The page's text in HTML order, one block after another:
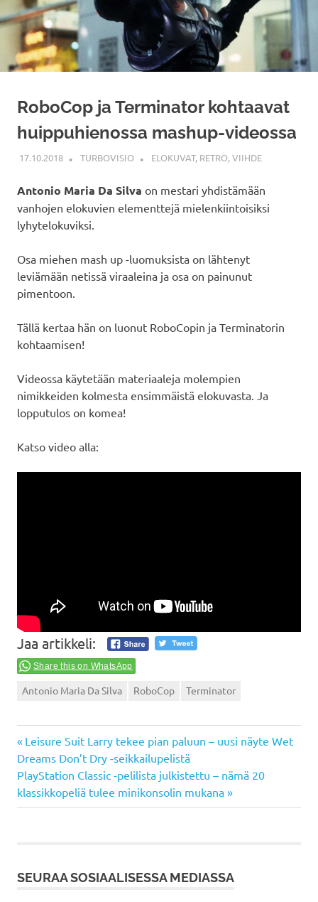
RoboCop ja Terminator kohtaavat
huippuhienossa mashup-videossa
17.10.2018 TURBOVISIO ELOKUVAT, RETRO,VIIHDE
Antonio Maria Da Silva on mestari yhdistämään
vanhojen elokuvien elementtejä mielenkiintoisiksi
lyhytelokuviksi.
Osa miehen mash up -luomuksista on lähtenyt
leviämään netissä viraaleina ja osa on painunut
pimentoon.
Tällä kertaa hän on luonut RoboCopin ja Terminatorin
kohtaamisen!
Videossa käytetään materiaaleja molempien
nimikkeiden kolmesta ensimmäistä elokuvasta. Ja
lopputulos on komea!
Katso video alla:
Jaa artikkeli:
Share this on WhatsApp
Antonio Maria Da Silva RoboCop Terminator
Artikkelien
selaus
Previous
Post:
Leisure Suit Larry tekee pian paluun – uusi näyte Wet
Dreams Don’t Dry -seikkailupelistä
Next
Post:
PlayStation Classic -pelilista julkistettu – nämä 20
klassikkopeliä tulee minikonsolin mukana
SEURAA SOSIAALISESSA MEDIASSA